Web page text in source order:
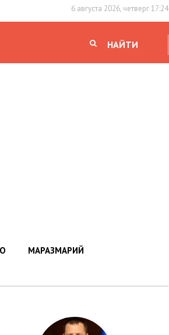
6 августа 2026, четверг 17:24
НАЙТИ
МАРАЗМАРИЙ